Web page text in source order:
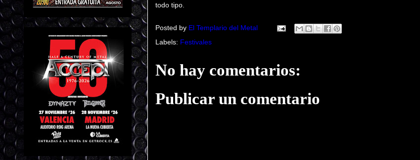
todo tipo.
Posted by El Templario del Metal
Labels: Festivales
No hay comentarios:
Publicar un comentario